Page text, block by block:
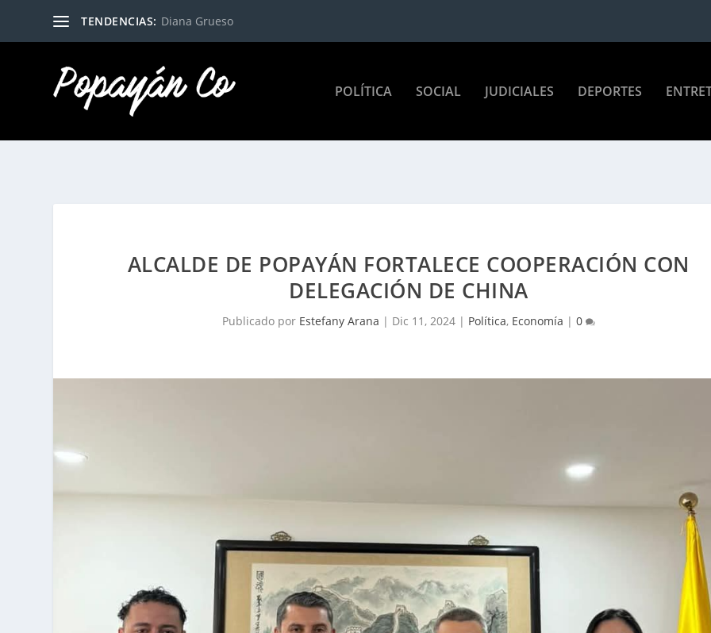
TENDENCIAS: Diana Grueso
POLÍTICA SOCIAL JUDICIALES DEPORTES
ALCALDE DE POPAYÁN FORTALECE COOPERACIÓN CON
DELEGACIÓN DE CHINA
Publicado por Estefany Arana | Dic 11, 2024| Política, Economía | 0